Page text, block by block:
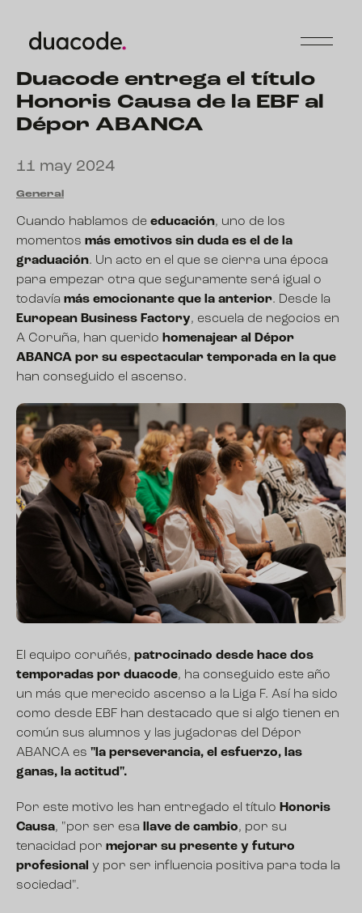
Duacode entrega el título
Honoris Causa de la EBF al
Dépor ABANCA
11 may 2024
General
Cuando hablamos de educación, uno de los
momentos más emotivos sin duda es el de la
graduación. Un acto en el que se cierra una época
para empezar otra que seguramente será igual o
todavía más emocionante que la anterior. Desde la
European Business Factory, escuela de negocios en
A Coruña, han querido homenajear al
Dépor
ABANCA por su espectacular temporada en la que
han conseguido el ascenso.
El equipo coruñés, patrocinado desde hace dos
temporadas por duacode, ha conseguido este año
un más que merecido ascenso a la Liga F. Así ha sido
como desde EBF han destacado que si algo tienen en
común sus alumnos y las jugadoras del Dépor
ABANCA es "la perseverancia, el esfuerzo, las
ganas, la actitud".
Por este motivo les han entregado el título Honoris
Causa, "por ser esa llave de cambio, por su
tenacidad por mejorar su presente y futuro
profesional y por ser influencia positiva para toda la
sociedad".